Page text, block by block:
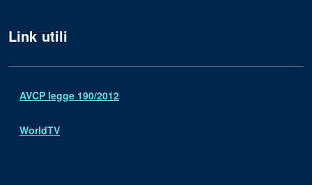
Link utili
AVCP legge 190/2012
WorldTV